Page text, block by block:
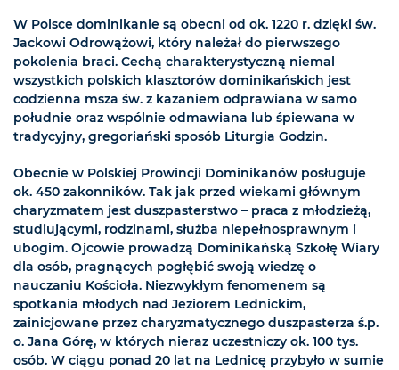
W Polsce dominikanie są obecni od ok. 1220 r. dzięki św.
Jackowi Odrowążowi, który należał do pierwszego
pokolenia braci. Cechą charakterystyczną niemal
wszystkich polskich klasztorów dominikańskich jest
codzienna msza św. z kazaniem odprawiana w samo
południe oraz wspólnie odmawiana lub śpiewana w
tradycyjny, gregoriański sposób Liturgia Godzin.
Obecnie w Polskiej Prowincji Dominikanów posługuje
ok. 450 zakonników. Tak jak przed wiekami głównym
charyzmatem jest duszpasterstwo – praca z młodzieżą,
studiującymi, rodzinami, służba niepełnosprawnym i
ubogim. Ojcowie prowadzą Dominikańską Szkołę Wiary
dla osób, pragnących pogłębić swoją wiedzę o
nauczaniu Kościoła. Niezwykłym fenomenem są
spotkania młodych nad Jeziorem Lednickim,
zainicjowane przez charyzmatycznego duszpasterza ś.p.
o. Jana Górę, w których nieraz uczestniczy ok. 100 tys.
osób. W ciągu ponad 20 lat na Lednicę przybyło w sumie